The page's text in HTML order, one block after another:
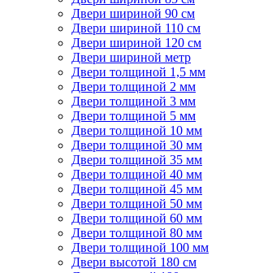
Двери шириной 90 см
Двери шириной 110 см
Двери шириной 120 см
Двери шириной метр
Двери толщиной 1,5 мм
Двери толщиной 2 мм
Двери толщиной 3 мм
Двери толщиной 5 мм
Двери толщиной 10 мм
Двери толщиной 30 мм
Двери толщиной 35 мм
Двери толщиной 40 мм
Двери толщиной 45 мм
Двери толщиной 50 мм
Двери толщиной 60 мм
Двери толщиной 80 мм
Двери толщиной 100 мм
Двери высотой 180 см